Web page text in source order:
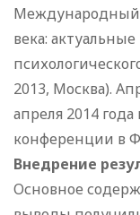
Международный
века:
2013, Москва).
апреля 2014
конференции в
Внедрение
Основное